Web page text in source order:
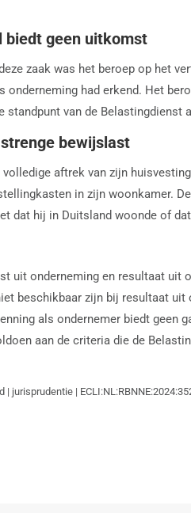
biedt geen uitkomst
zaak was het beroep op het
had erkend. Het
standpunt van de
bewijslast
aftrek van zijn
in zijn woonkamer.
dat hij in Duitsland woonde of
uit onderneming en resultaat uit
beschikbaar zijn bij resultaat
als ondernemer biedt geen
aan de criteria die de
| jurisprudentie |